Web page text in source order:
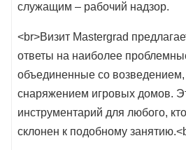
служащим – рабочий надзор.
<br>Визит Mastergrad
ответы на наиболее
объединенные со
снаряжением игровых домов.
инструментарий для любого,
склонен к подобному